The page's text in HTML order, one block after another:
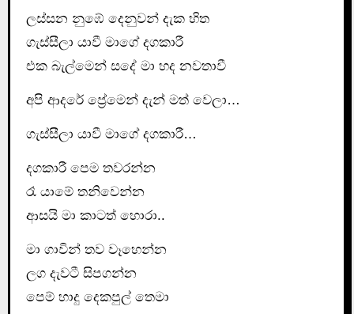
ලස්සන නුඹේ දෙනුවන් දැක හිත
ගැස්සීලා යාවී මාගේ දගකාරී
එක බැල්මෙන් සදේ මා හද නවතාවී
අපි ආදරේ ප්‍රේමෙන් දැන් මත් වෙලා…
ගැස්සීලා යාවී මාගේ දගකාරී…
දගකාරී පෙම තවරන්න
රෑ යාමේ තනිවෙන්න
ආසයි මා කාටත් හොරා..
මා ගාවින් තව වෑහෙන්න
ලග දැවටී සිපගන්න
පෙම් හාදු දෙකපුල් තෙමා